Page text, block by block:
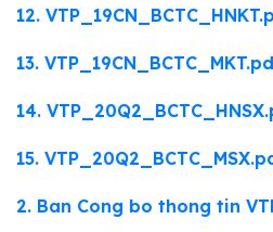
12.
13.
14.
15.
2. Ban Cong bo thong tin